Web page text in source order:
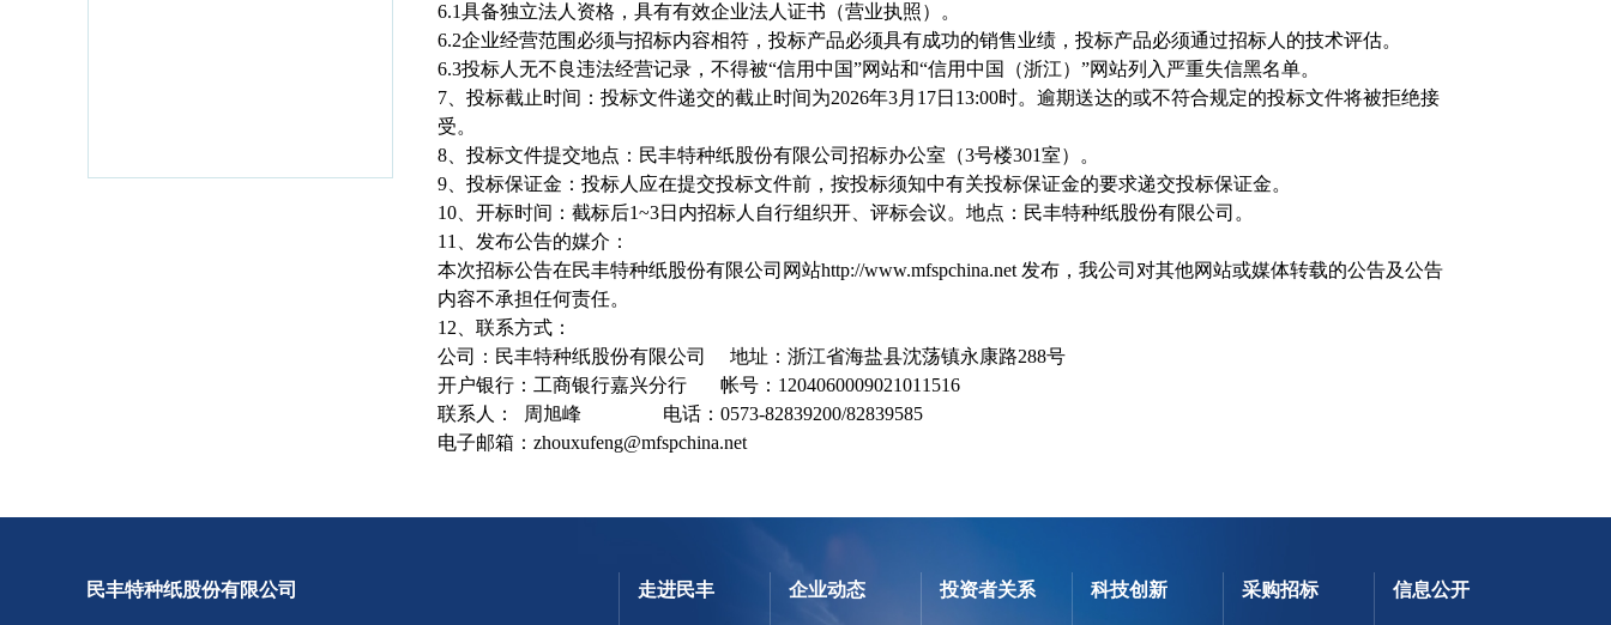
6.1具备独立法人资格，具有有效企业法人证书（营业执照）。
6.2企业经营范围必须与招标内容相符，投标产品必须具有成功的销售业绩，投标产品必须通过招标人的技术评估。
6.3投标人无不良违法经营记录，不得被“信用中国”网站和“信用中国（浙江）”网站列入严重失信黑名单。
7 、投标截止时间：投标文件递交的截止时间为2026年3月 1 7日 13:00时。逾期送达的或不符合规定的投标文件将被拒绝接
受。
8 、投标文件提交地点： 民丰特种纸股份有限公司招标办公室（3号楼301室）。
9 、投标保证金：投标人应在提交投标文件前，按投标须知中有关投标保证金的要求递交投标保证金。
10 、开标时间：截标后1~3日内招标人自行组织开、评标会议。地点：民丰特种纸股份有限公司。
11
、发布公告的媒介：
本次招标公告在民丰特种纸股份有限公司网站http://www.mfspchina.net 发布，我公司对其他网站或媒体转载的公告及公告
内容不承担任何责任。
12 、联系方式：
公司：民丰特种纸股份有限公司
地址：浙江省海盐县沈荡镇永康路288号
开户银行：工商银行嘉兴分行
帐号： 1204060009021011516
联系人：
周旭峰 电话： 0573-82839200/82839585
电子邮箱： zhouxufeng@mfspchina.net
民丰特种纸股份有限公司 走进民丰 企业动态 投资者关系 科技创新 采购招标 信息公开